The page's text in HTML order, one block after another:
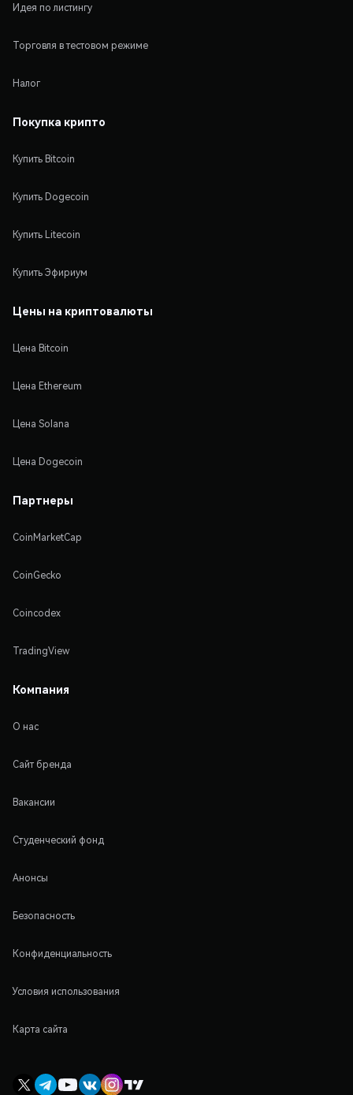
Идея по листингу
Торговля в тестовом режиме
Налог
Покупка крипто
Купить Bitcoin
Купить Dogecoin
Купить Litecoin
Купить Эфириум
Цены на криптовалюты
Цена Bitcoin
Цена Ethereum
Цена Solana
Цена Dogecoin
Партнеры
CoinMarketCap
CoinGecko
Coincodex
TradingView
Компания
О нас
Сайт бренда
Вакансии
Студенческий фонд
Анонсы
Безопасность
Конфиденциальность
Условия использования
Карта сайта